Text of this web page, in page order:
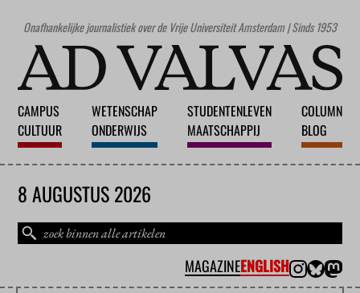
Onafhankelijke journalistiek over de Vrije Universiteit Amsterdam | Sinds 1953
CAMPUS
CULTUUR
WETENSCHAP
ONDERWIJS
STUDENTENLEVEN
MAATSCHAPPIJ
COLUMN
BLOG
8 AUGUSTUS 2026
MAGAZINEENGLISH